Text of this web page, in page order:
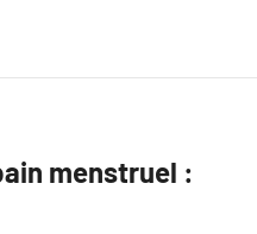
menstruel :